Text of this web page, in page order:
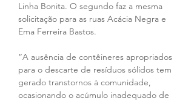
Linha Bonita. O segundo faz a mesma
solicitação para as ruas Acácia Negra e
Ema Ferreira Bastos.
“A ausência de contêineres apropriados
para o descarte de resíduos sólidos tem
gerado transtornos à comunidade,
ocasionando o acúmulo inadequado de